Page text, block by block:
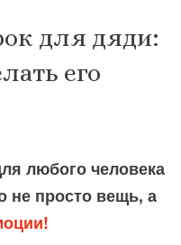
для дяди:
его
любого человека
не просто вещь, а